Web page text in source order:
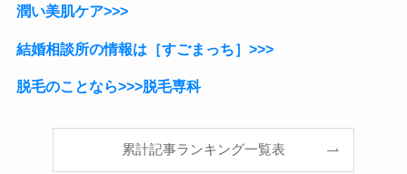
潤い美肌ケア>>>
結婚相談所の情報は［すごまっち］>>>
脱毛のことなら>>>脱毛専科
累計記事ランキング一覧表